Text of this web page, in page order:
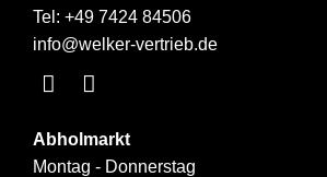
Tel: +49 7424 84506
info@welker-vertrieb.de
Abholmarkt
Montag - Donnerstag